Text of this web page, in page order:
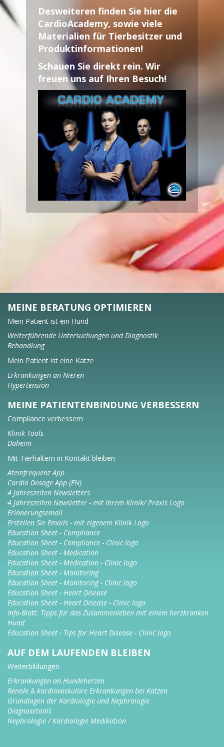
Desweiteren finden Sie hier die
CardioAcademy, sowie viele
Materialien für Tierbesitzer und
Produktinformationen!
Schauen Sie direkt rein. Wir
freuen uns auf Ihren Besuch!
MEINE BERATUNG OPTIMIEREN
Mein Patient ist ein Hund
Weiterführende Untersuchungen und Diagnostik
Behandlung
Mein Patient ist eine Katze
Erkrankungen an Nieren
Hypertension
MEINE PATIENTENBINDUNG VERBESSERN
Compliance verbessern
Klinik Tools
Daheim
Mit Tierhaltern in Kontakt bleiben
Atemfrequenz App
Cardio Dosage App (EN)
4 Jahreszeiten Newsletters
4 Jahreszeiten Newsletter - mit Ihrem Klinik/ Praxis Logo
Erinnerungsemail
Erstellen Sie Emails - mit eigenem Klinik Logo
Education Sheet - Compliance
Education Sheet - Compliance - Clinic logo
Education Sheet - Medication
Education Sheet - Medication - Clinic logo
Education Sheet - Monitoring
Education Sheet - Monitoring - Clinic logo
Education Sheet - Heart Disease
Education Sheet - Heart Disease - Clinic logo
Info-Blatt: Tipps für das Zusammenleben mit einem herzkranken
Hund
Education Sheet - Tips for Heart Disease - Clinic logo
AUF DEM LAUFENDEN BLEIBEN
Weiterbildungen
Erkrankungen an Hundeherzen
Renale & kardiovaskuläre Erkrankungen bei Katzen
Grundlagen der Kardiologie und Nephrologie
Diagnosetools
Nephrologie / Kardiologie Medikation